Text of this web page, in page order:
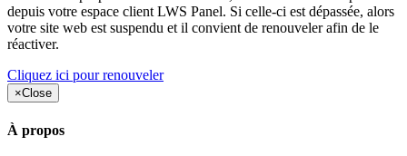
depuis votre espace client LWS Panel. Si celle-ci est dépassée, alors
votre site web est suspendu et il convient de renouveler afin de le
réactiver.
Cliquez ici pour renouveler
×Close
À propos